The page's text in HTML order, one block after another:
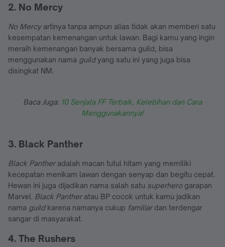
2. No Mercy
No Mercy artinya tanpa ampun alias tidak akan memberi satu
kesempatan kemenangan untuk lawan. Bagi kamu yang ingin
meraih kemenangan banyak bersama guild, bisa
menggunakan nama guildyang satu ini yang juga bisa
disingkat NM.
Baca Juga: 10 Senjata FF Terbaik, Kelebihan dan Cara
Menggunakannya!
3. Black Panther
Black Pantheradalah macan tutul hitam yang memiliki
kecepatan menikam lawan dengan senyap dan begitu cepat.
Hewan ini juga dijadikan nama salah satu superhero garapan
Marvel. Black Pantheratau BP cocok untuk kamu jadikan
nama guild karena namanya cukup familiardan terdengar
sangar di masyarakat.
4. The Rushers